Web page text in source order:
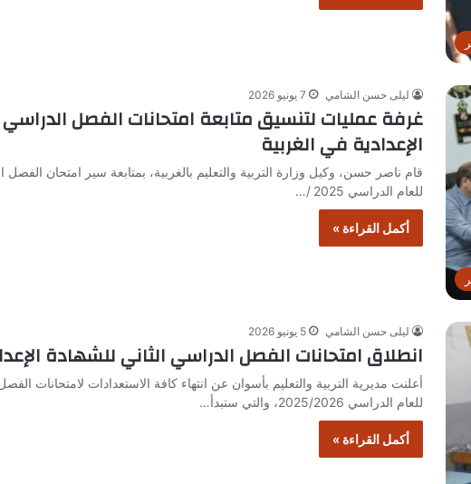
ليلى حسن الشامي 7 يونيو 2026
غرفة عمليات لتنسيق متابعة امتحانات الفصل
الإعدادية في الغربية
قام ناصر حسن، وكيل وزارة التربية والتعليم بالغربية، بمتابعة سير امتحان الفصل
للعام الدراسي 2025 /…
أكمل القراءة »
ليلى حسن الشامي 5 يونيو 2026
انطلاق امتحانات الفصل الدراسي الثاني للشهادة
أعلنت مديرية التربية والتعليم بأسوان عن انتهاء كافة الاستعدادات لامتحانات
للعام الدراسي 2025/2026، والتي ستبدأ…
أكمل القراءة »